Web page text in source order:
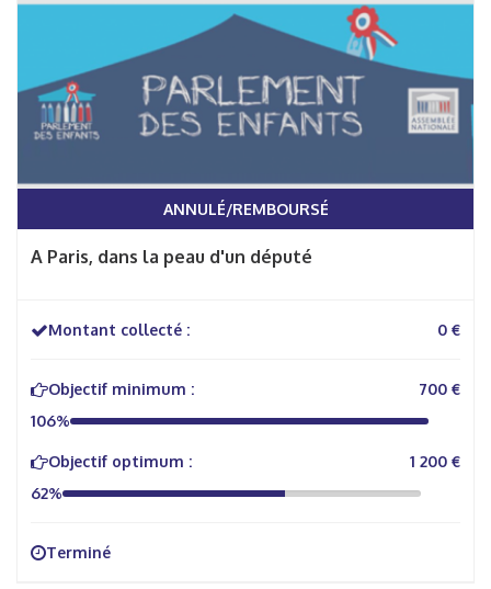
ANNULÉ/REMBOURSÉ
A Paris, dans la peau d'un député
Montant collecté : 0 €
Objectif minimum :
700 €
106%
Objectif optimum :
1 200 €
62%
Terminé